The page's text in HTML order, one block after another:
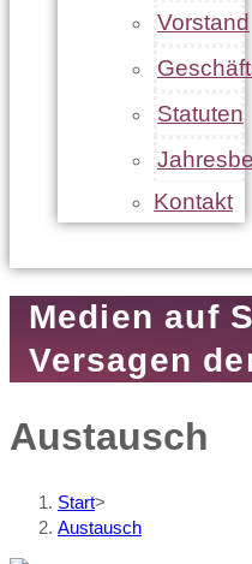
Vorstand
Statuten
Kontakt
Medien auf
Versagen
Austausch
Start>
Austausch